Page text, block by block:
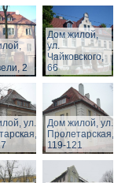
2
Дом жилой,
ул.
Чайковского,
66
ул.
Дом жилой, ул.
Пролетарская,
119-121